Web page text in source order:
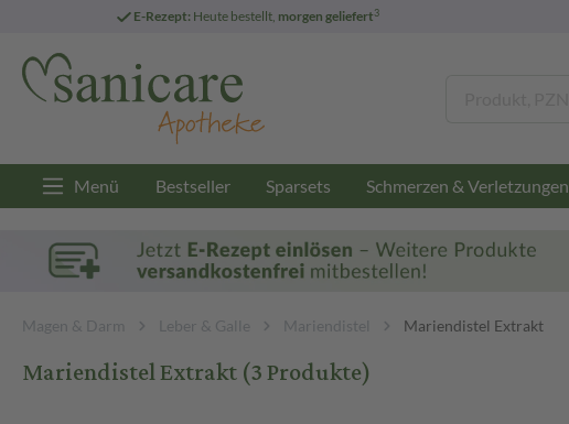
E-Rezept: Heute bestellt, morgen geliefert3
Menü Bestseller Sparsets Schmerzen & Verletzungen
Magen & Darm Leber & Galle Mariendistel Mariendistel Extrakt
Mariendistel Extrakt(3 Produkte)